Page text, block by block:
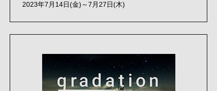
2023年7月14日(金)～7月27日(木)